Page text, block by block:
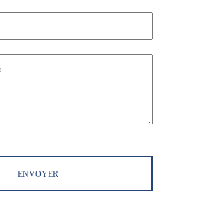
ENVOYER